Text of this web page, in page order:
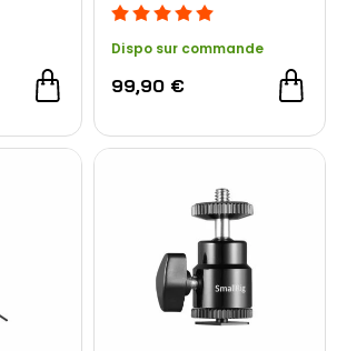
Dispo sur commande
99,90 €